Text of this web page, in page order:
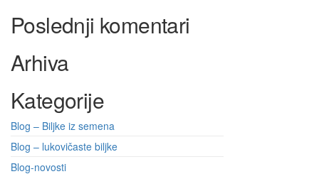
Poslednji komentari
Arhiva
Kategorije
Blog – Biljke iz semena
Blog – lukovičaste biljke
Blog-novosti